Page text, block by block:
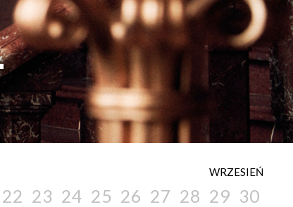
WRZESIEŃ
22 23 24 25 26 27 28 29 30